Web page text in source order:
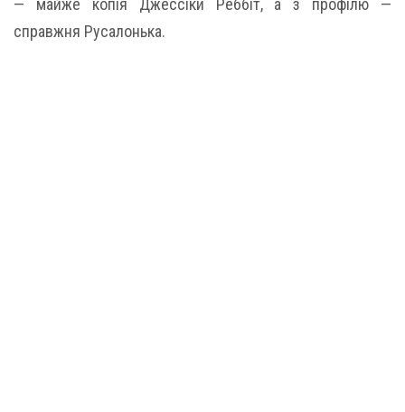
— майже копія Джессіки Реббіт, а з профілю —
справжня Русалонька.